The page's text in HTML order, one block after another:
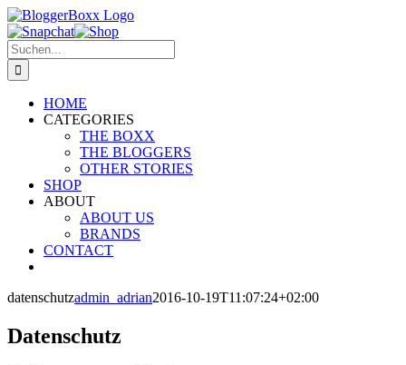
Zum
Inhalt
springen
Facebook
Instagram
Snapchat
E-
Shop
Suche
nach:
HOME
CATEGORIES
THE BOXX
THE BLOGGERS
OTHER STORIES
SHOP
ABOUT
ABOUT US
BRANDS
CONTACT
datenschutzadmin_adrian2016-10-19T11:07:24+02:00
Datenschutz